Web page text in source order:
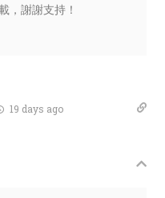
，謝謝支持！
19 days ago